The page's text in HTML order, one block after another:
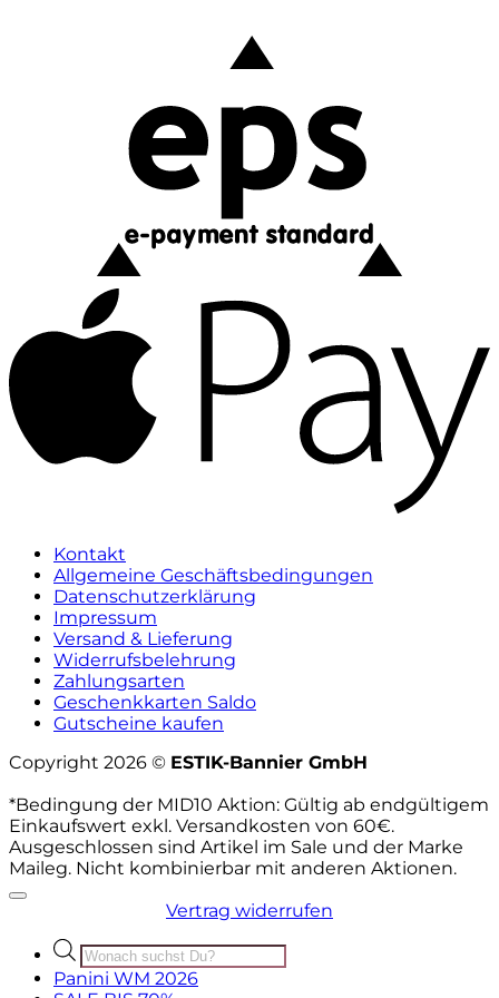
Kontakt
Allgemeine Geschäftsbedingungen
Datenschutzerklärung
Impressum
Versand & Lieferung
Widerrufsbelehrung
Zahlungsarten
Geschenkkarten Saldo
Gutscheine kaufen
Copyright 2026 © ESTIK-Bannier GmbH
*Bedingung der MID10 Aktion: Gültig ab endgültigem
Einkaufswert exkl. Versandkosten von 60€.
Ausgeschlossen sind Artikel im Sale und der Marke
Maileg. Nicht kombinierbar mit anderen Aktionen.
Vertrag widerrufen
Products
search
Panini WM 2026